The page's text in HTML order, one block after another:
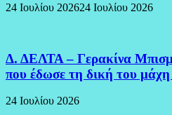
24 Ιουλίου 202624 Ιουλίου 2026
Δ. ΔΕΛΤΑ – Γερακίνα
που έδωσε τη δική του μάχη
24 Ιουλίου 2026